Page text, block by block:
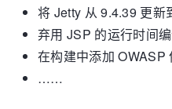
将 Jetty 从 9.4.39 更新
弃用 JSP 的运行时间
在构建中添加 OWASP
……